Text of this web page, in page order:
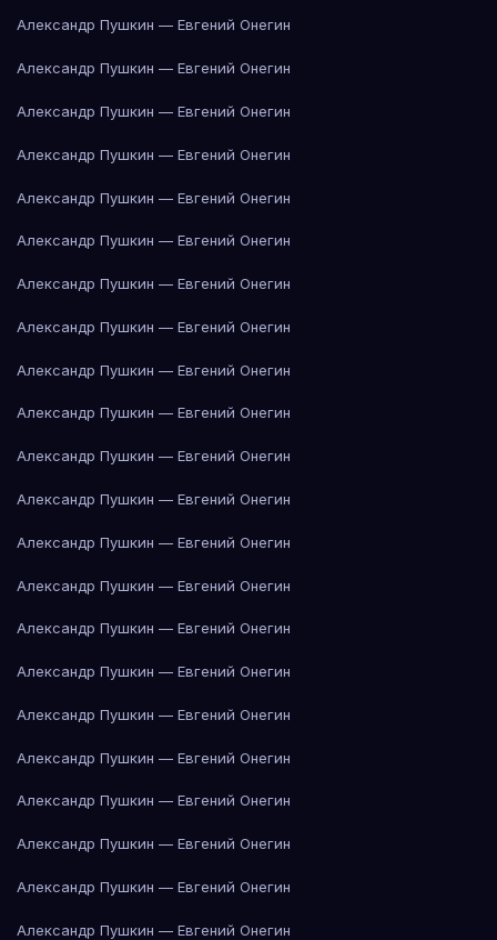
Александр Пушкин — Евгений Онегин
Александр Пушкин — Евгений Онегин
Александр Пушкин — Евгений Онегин
Александр Пушкин — Евгений Онегин
Александр Пушкин — Евгений Онегин
Александр Пушкин — Евгений Онегин
Александр Пушкин — Евгений Онегин
Александр Пушкин — Евгений Онегин
Александр Пушкин — Евгений Онегин
Александр Пушкин — Евгений Онегин
Александр Пушкин — Евгений Онегин
Александр Пушкин — Евгений Онегин
Александр Пушкин — Евгений Онегин
Александр Пушкин — Евгений Онегин
Александр Пушкин — Евгений Онегин
Александр Пушкин — Евгений Онегин
Александр Пушкин — Евгений Онегин
Александр Пушкин — Евгений Онегин
Александр Пушкин — Евгений Онегин
Александр Пушкин — Евгений Онегин
Александр Пушкин — Евгений Онегин
Александр Пушкин — Евгений Онегин